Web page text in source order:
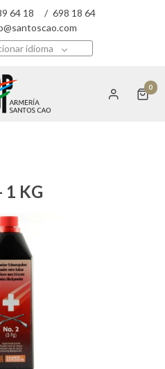
64 18 / 698 18 64
idioma
0
1 KG